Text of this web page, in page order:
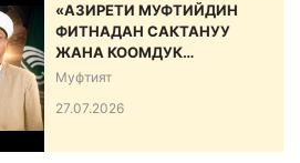
«АЗИРЕТИ МУФТИЙДИН
ФИТНАДАН САКТАНУУ
ЖАНА КООМДУК
ЫНТЫМАКТЫ БЕКЕМДӨӨ
Муфтият
27.07.2026